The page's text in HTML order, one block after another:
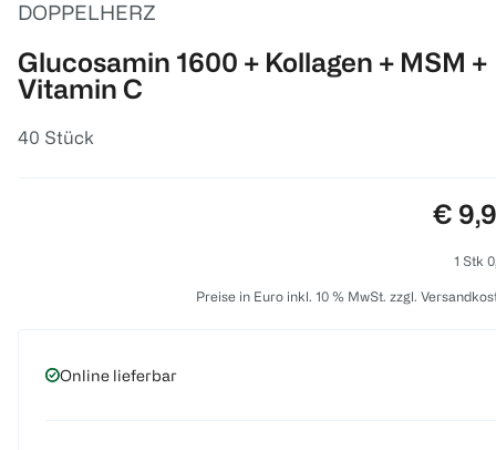
DOPPELHERZ
Glucosamin 1600 + Kollagen + MSM +
Vitamin C
40 Stück
€
1 Stk
Preise in Euro inkl. 10 % MwSt. zzgl.
Online lieferbar